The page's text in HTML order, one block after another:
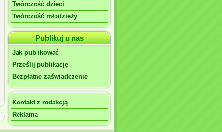
Twórczość dzieci
Twórczość młodzieży
Publikuj u nas
Jak publikować
Prześlij publikację
Bezpłatne zaświadczenie
Kontakt z redakcją
Reklama